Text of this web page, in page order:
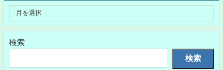
検索
検索